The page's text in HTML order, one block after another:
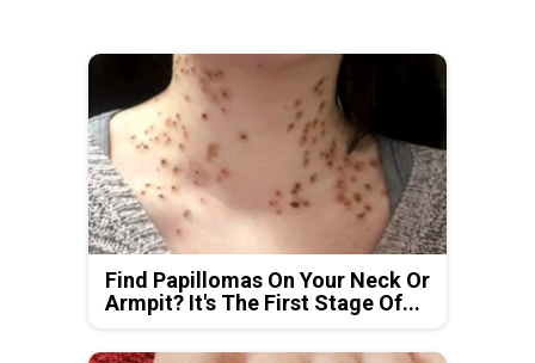
Find Papillomas On Your Neck Or
Armpit? It's The First Stage Of...